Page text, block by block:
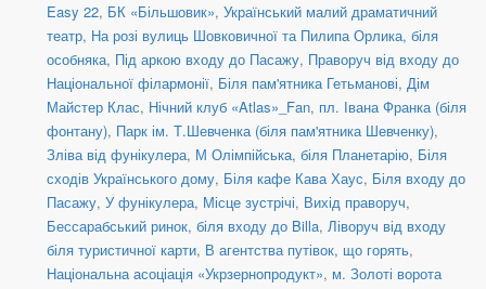
Easy 22, БК «Більшовик», Український малий драматичний
театр, На розі вулиць Шовковичної та Пилипа Орлика, біля
особняка, Під аркою входу до Пасажу, Праворуч від входу до
Національної філармонії, Біля пам'ятника Гетьманові, Дім
Майстер Клас, Нічний клуб «Atlas»_Fan, пл. Івана Франка (біля
фонтану), Парк ім. Т.Шевченка (біля пам'ятника Шевченку),
Зліва від фунікулера, М Олімпійська, біля Планетарію, Біля
сходів Українського дому, Біля кафе Кава Хаус, Біля входу до
Пасажу, У фунікулера, Місце зустрічі, Вихід праворуч,
Бессарабський ринок, біля входу до Billa, Ліворуч від входу
біля туристичної карти, В агентства путівок, що горять,
Національна асоціація «Укрзернопродукт», м. Золоті ворота